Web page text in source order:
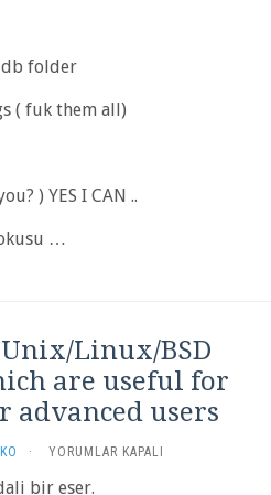
db folder
( fuk them all)
) YES I CAN ..
…
Linux/BSD
are useful for
advanced users
·
COLLECTION
YORUMLAR KAPALI
bir eser.